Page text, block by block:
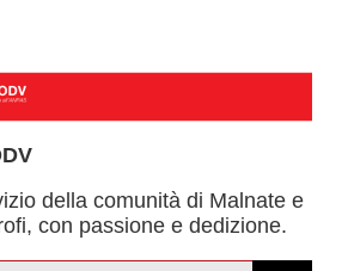
della comunità di Malnate e
con passione e dedizione.